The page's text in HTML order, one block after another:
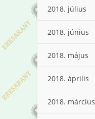
2018. július
2018. június
2018. május
2018. április
2018. március